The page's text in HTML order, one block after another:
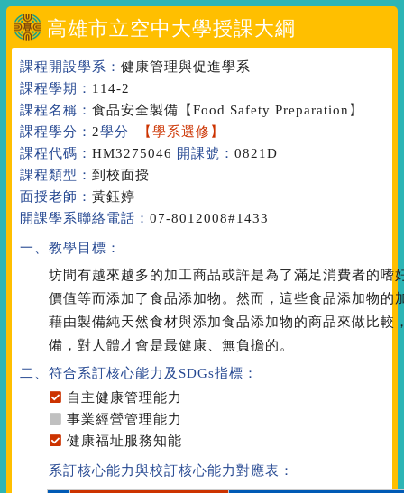
高雄市立空中大學授課大綱
課程開設學系： 健康管理與促進學系
課程學期： 114-2
課程名稱： 食品安全製備 【Food Safety Preparation】
課程學分： 2學分
【學系選修】
課程代碼： HM3275046 開課號： 0821D
課程類型： 到校面授
面授老師： 黃鈺婷
開課學系聯絡電話： 07-8012008#1433
一、教學目標：
坊間有越來越多的加工商品或許是為了滿足消費者的嗜
價值等而添加了食品添加物。然而，這些食品添加物的
藉由製備純天然食材與添加食品添加物的商品來做比較
備，對人體才會是最健康、無負擔的。
二、符合系訂核心能力 及SDGs指標 ：
自主健康管理能力
事業經營管理能力
健康福址服務知能
系訂核心能力與校訂核心能力對應表：